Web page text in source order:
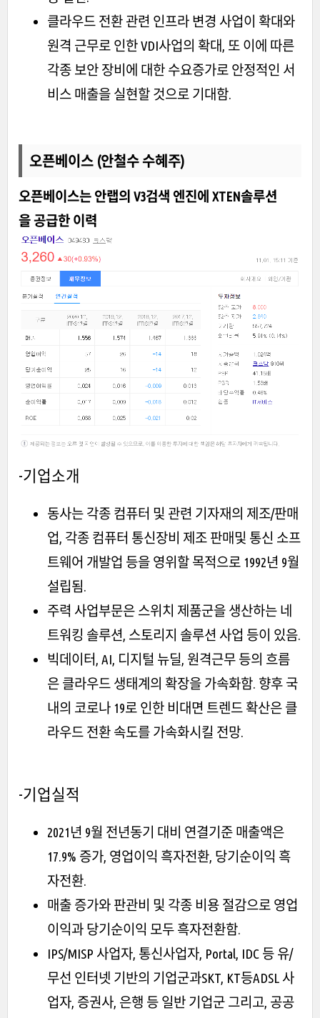
클라우드 전환 관련 인프라 변경 사업이 확대와
원격 근무로 인한 VDI사업의 확대, 또 이에 따른
각종 보안 장비에 대한 수요증가로 안정적인 서
비스 매출을 실현할 것으로 기대함.
오픈베이스 (안철수 수혜주)
오픈베이스는 안랩의 V3검색 엔진에 XTEN솔루션
을 공급한 이력
-기업소개
동사는 각종 컴퓨터 및 관련 기자재의 제조/판매
업, 각종 컴퓨터 통신장비 제조 판매및 통신 소프
트웨어 개발업 등을 영위할 목적으로 1992년 9월
설립됨.
주력 사업부문은 스위치 제품군을 생산하는 네
트워킹 솔루션, 스토리지 솔루션 사업 등이 있음.
빅데이터, AI, 디지털 뉴딜, 원격근무 등의 흐름
은 클라우드 생태계의 확장을 가속화함. 향후 국
내의 코로나 19로 인한 비대면 트렌드 확산은 클
라우드 전환 속도를 가속화시킬 전망.
-기업실적
2021년 9월 전년동기 대비 연결기준 매출액은
17.9% 증가, 영업이익 흑자전환, 당기순이익 흑
자전환.
매출 증가와 판관비 및 각종 비용 절감으로 영업
이익과 당기순이익 모두 흑자전환함.
IPS/MISP 사업자, 통신사업자, Portal, IDC 등 유/
무선 인터넷 기반의 기업군과SKT, KT등ADSL 사
업자, 증권사, 은행 등 일반 기업군 그리고, 공공